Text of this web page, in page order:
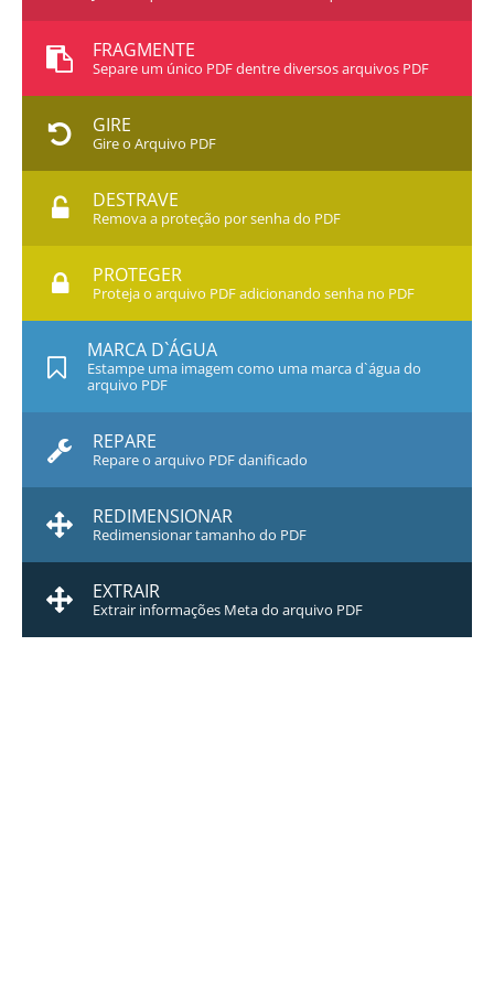
FRAGMENTE
Separe um único PDF dentre diversos arquivos PDF
GIRE
Gire o Arquivo PDF
DESTRAVE
Remova a proteção por senha do PDF
PROTEGER
Proteja o arquivo PDF adicionando senha no PDF
MARCA D`ÁGUA
Estampe uma imagem como uma marca d`água do
arquivo PDF
REPARE
Repare o arquivo PDF danificado
REDIMENSIONAR
Redimensionar tamanho do PDF
EXTRAIR
Extrair informações Meta do arquivo PDF